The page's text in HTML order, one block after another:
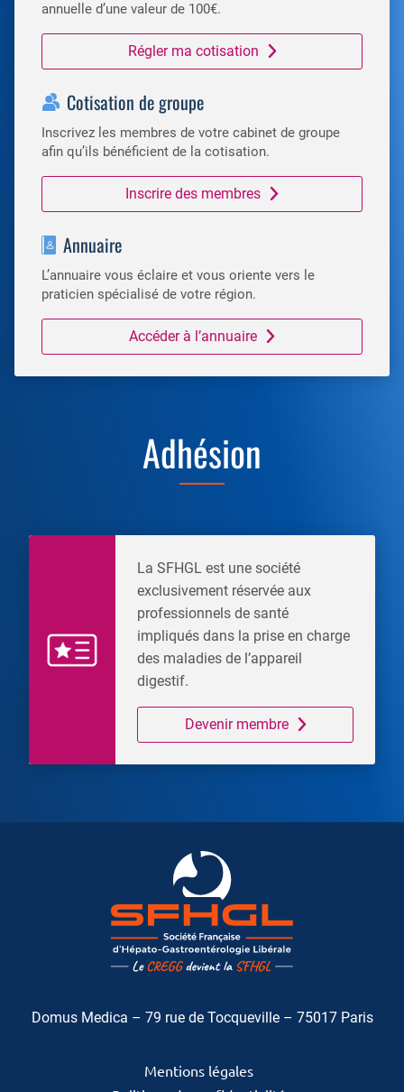
annuelle d’une valeur de 100€.
Régler ma cotisation
Cotisation de groupe
Inscrivez les membres de votre cabinet de groupe
afin qu’ils bénéficient de la cotisation.
Inscrire des membres
Annuaire
L’annuaire vous éclaire et vous oriente vers le
praticien spécialisé de votre région.
Accéder à l’annuaire
Adhésion
La SFHGL est une société
exclusivement réservée aux
professionnels de santé
impliqués dans la prise en charge
des maladies de l’appareil
digestif.
Devenir membre
Domus Medica – 79 rue de Tocqueville – 75017 Paris
Mentions légales